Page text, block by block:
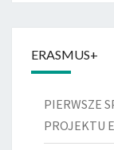
ERASMUS+
PIERWSZE
PROJEKTU